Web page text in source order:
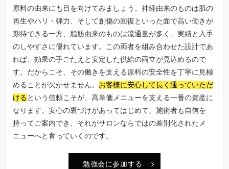
原料の由来にも目を向けてみましょう。神経由来のものは肌の
再生やハリ・弾力、そして創傷の回復といった面で高い働きが
期待できる一方、脂肪由来のものは流通量が多く、実績と入手
のしやすさに優れています。この両者を組み合わせた設計であ
れば、効果の手ごたえと安定した供給の両立が見込めるので
す。だからこそ、その働きを支える原料の安全性を丁寧に見極
めることが欠かせません。 お客様に安心して長く通っていただ
けるという信頼こそが、高単価メニューを支える一番の資産に
なります。安心の裏づけがあってはじめて、施術者も自信を
持ってご案内でき、それがサロンならではの差別化されたメ
ニューへと育っていくのです。
勉強会に参加する